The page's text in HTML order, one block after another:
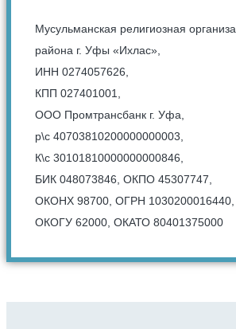
Мусульманская религиозная
района г. Уфы «Ихлас»,
ИНН 0274057626,
КПП 027401001,
ООО Промтрансбанк г. Уфа,
р\с 40703810200000000003,
К\с 30101810000000000846,
БИК 048073846, ОКПО 45307747,
ОКОНХ 98700, ОГРН 1030200016440,
ОКОГУ 62000, ОКАТО 80401375000